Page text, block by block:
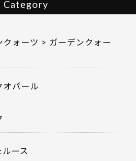
Category
ォーツ > ガーデンクォー
オパール
ース